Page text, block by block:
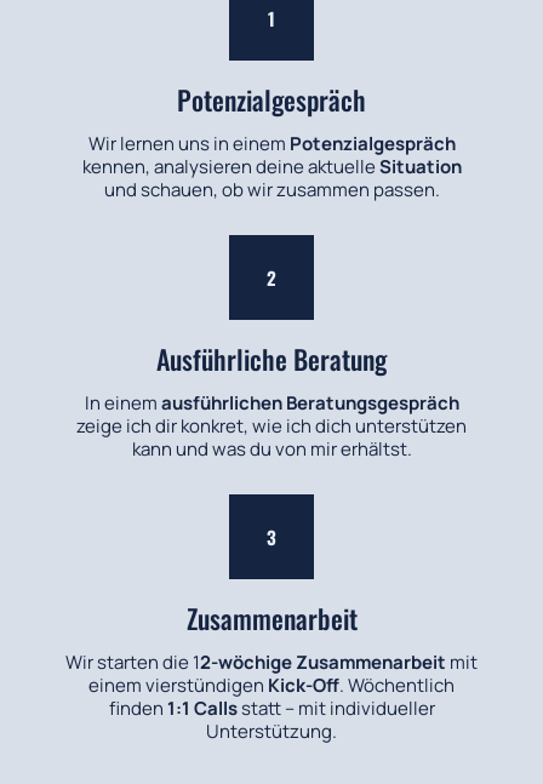
1
Potenzialgespräch
Wir lernen uns in einem Potenzialgespräch
kennen, analysieren deine aktuelleSituation
und schauen, ob wir zusammen passen.
2
Ausführliche Beratung
In einemausführlichen Beratungsgespräch
zeige ich dir konkret, wie ich dich unterstützen
kann und was du von mir erhältst.
3
Zusammenarbeit
Wir starten die 12-wöchige Zusammenarbeit mit
einem vierstündigen Kick-Off. Wöchentlich
finden 1:1 Callsstatt – mit individueller
Unterstützung.